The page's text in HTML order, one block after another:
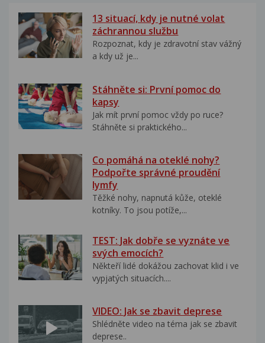
13 situací, kdy je nutné volat
záchrannou službu
Rozpoznat, kdy je zdravotní stav vážný
a kdy už je...
Stáhněte si: První pomoc do
kapsy
Jak mít první pomoc vždy po ruce?
Stáhněte si praktického...
Co pomáhá na oteklé nohy?
Podpořte správné proudění
lymfy
Těžké nohy, napnutá kůže, oteklé
kotníky. To jsou potíže,...
TEST: Jak dobře se vyznáte ve
svých emocích?
Někteří lidé dokážou zachovat klid i ve
vypjatých situacích....
VIDEO: Jak se zbavit deprese
Shlédněte video na téma jak se zbavit
deprese..